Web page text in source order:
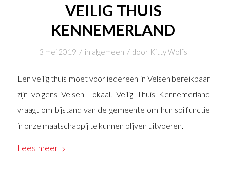
VEILIG THUIS
KENNEMERLAND
3 mei 2019 / in algemeen / door Kitty Wolfs
Een veilig thuis moet voor iedereen in Velsen bereikbaar
zijn volgens Velsen Lokaal. Veilig Thuis Kennemerland
vraagt om bijstand van de gemeente om hun spilfunctie
in onze maatschappij te kunnen blijven uitvoeren.
Lees meer